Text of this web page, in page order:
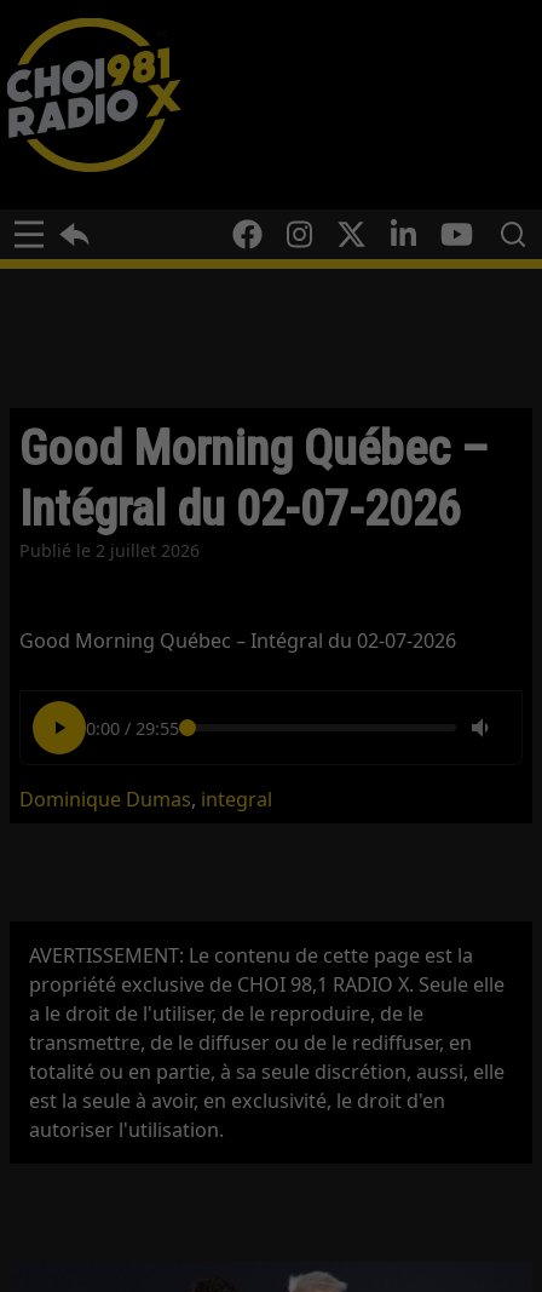
Good Morning Québec –
Intégral du 02-07-2026
Publié le 2 juillet 2026
Good Morning Québec – Intégral du 02-07-2026
0:00/ 29:55
Dominique Dumas, integral
AVERTISSEMENT: Le contenu de cette page est la
propriété exclusive de CHOI 98,1 RADIO X. Seule elle
a le droit de l'utiliser, de le reproduire, de le
transmettre, de le diffuser ou de le rediffuser, en
totalité ou en partie, à sa seule discrétion, aussi, elle
est la seule à avoir, en exclusivité, le droit d'en
autoriser l'utilisation.